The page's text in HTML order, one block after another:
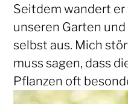
Seitdem wandert
unseren Garten
selbst aus. Mich
muss sagen, dass
Pflanzen oft